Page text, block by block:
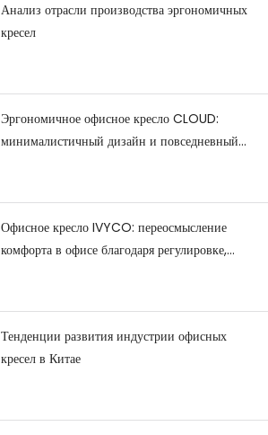
Анализ отрасли производства эргономичных
кресел
Эргономичное офисное кресло CLOUD:
минималистичный дизайн и повседневный
Офисное кресло IVYCO: переосмысление
комфорта в офисе благодаря регулировке,
Тенденции развития индустрии офисных
кресел в Китае